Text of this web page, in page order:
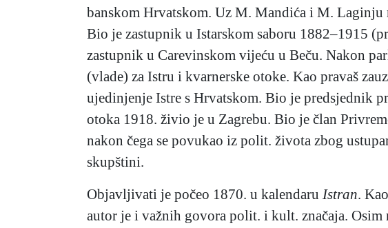
banskom Hrvatskom. Uz M. Mandića i M.
Bio je zastupnik u Istarskom saboru 1882–1915
zastupnik u Carevinskom vijeću u Beču. Nakon
(vlade) za Istru i kvarnerske otoke. Kao pravaš
ujedinjenje Istre s Hrvatskom. Bio je predsjednik
otoka 1918. živio je u Zagrebu. Bio je član
nakon čega se povukao iz polit. života zbog
skupštini.
Objavljivati je počeo 1870. u kalendaru Istran.
autor je i važnih govora polit. i kult. značaja.